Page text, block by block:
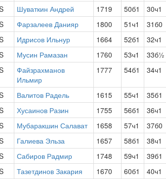
Шуваткин Андрей 1719 50б1 30ч1
Фарзалеев Данияр 1800 51ч1 31б0
Идрисов Ильнур 1664 52б1 32ч1
Мусин Рамазан 1760 53ч1 33б½
Файзрахманов
Ильмир
1777 54б1 34ч1
Валитов Радель 1615 55ч1 35б1
Хусаинов Разин 1755 56б1 36ч1
Мубаракшин Салават 1658 57ч1 37б0
Галиева Эльза 1657 58б1 38ч1
Сабиров Радмир 1748 59ч1 39б1
Тазетдинов Закария 1670 60б1 40ч1